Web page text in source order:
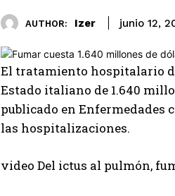
AUTHOR: Izer junio 12,
El tratamiento hospitalario
Estado italiano de 1.640
publicado en Enfermedades
las hospitalizaciones.
video Del ictus al pulmón,